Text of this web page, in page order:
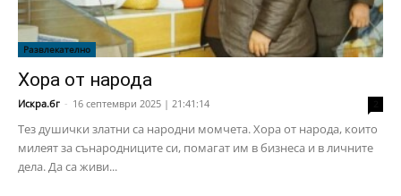
Развлекателно
Хора от народа
Искра.бг - 16 септември 2025 | 21:41:14
Тез душички златни са народни момчета. Хора от народа, които
милеят за сънародниците си, помагат им в бизнеса и в личните
дела. Да са живи...